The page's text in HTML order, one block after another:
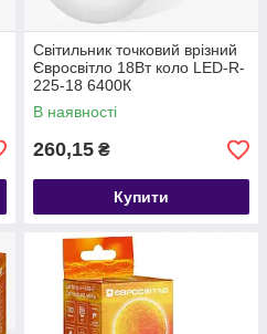
Світильник точковий врізний
Євросвітло 18Вт коло LED-R-
225-18 6400К
В наявності
260,15 ₴
Купити